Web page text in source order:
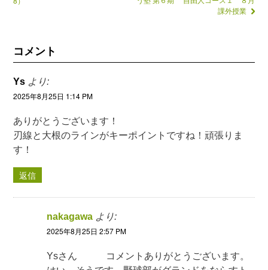
課外授業
コメント
Ys より:
2025年8月25日 1:14 PM
ありがとうございます！
刃線と大根のラインがキーポイントですね！頑張りま
す！
返信
nakagawa より:
2025年8月25日 2:57 PM
Ysさん コメントありがとうございます。